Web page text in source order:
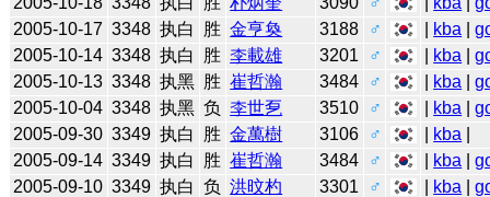
2005-10-17 3348 执白 胜 金亨奐 3188 ♂ kba |
2005-10-14 3348 执白 胜 李載雄 3201 ♂ kba |
2005-10-13 3348 执黑 胜 崔哲瀚 3484 ♂ kba |
2005-10-04 3348 执黑 负 李世乭 3510 ♂ kba |
2005-09-30 3349 执白 胜 金萬樹 3106 ♂ kba
2005-09-14 3349 执白 胜 崔哲瀚 3484 ♂ kba |
2005-09-10 3349 执白 负 洪旼杓 3301 ♂ kba |